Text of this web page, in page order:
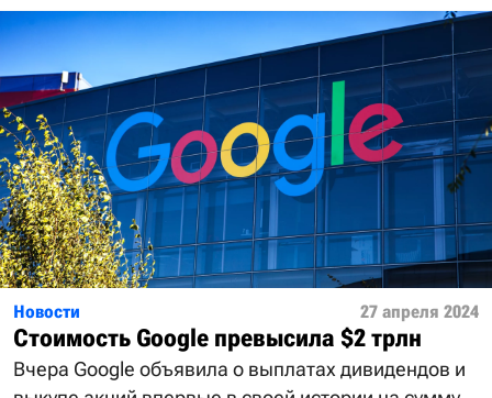
Новости 27 апреля 2024
Стоимость Google превысила $2 трлн
Вчера Google объявила о выплатах дивидендов и